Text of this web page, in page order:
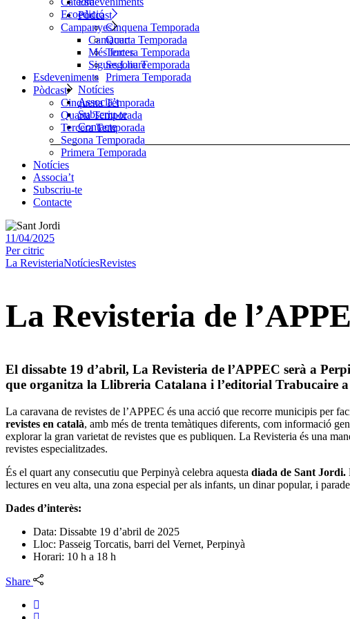
Pòdcast
Cinquena Temporada
Quarta Temporada
Tercera Temporada
Segona Temporada
Primera Temporada
Notícies
Associa’t
Subscriu-te
Contacte
Ecoedició
Campanyes
Camacuc
Més fortes
Sigues Lliure
Esdeveniments
Pòdcast
Cinquena Temporada
Quarta Temporada
Tercera Temporada
Segona Temporada
Primera Temporada
Notícies
Associa’t
Subscriu-te
Contacte
11/04/2025
Percitric
La RevisteriaNotíciesRevistes
La Revisteria de
El dissabte 19 d’abril, La Revisteria de l’APPEC serà a
que organitza la Llibreria Catalana i l’editorial Trabucaire
La caravana de revistes de l’APPEC és una acció que recorre municipis per
revistes en català, amb més de trenta temàtiques diferents, com informació
explorar la gran varietat de revistes que es publiquen. La Revisteria és una
revistes especialitzades.
És el quart any consecutiu que Perpinyà celebra aquesta diada de Sant Jordi.
lectures en veu alta, una zona especial per als infants, un dinar popular, i
Dades d’interès:
Data: Dissabte 19 d’abril de 2025
Lloc: Passeig Torcatis, barri del Vernet, Perpinyà
Horari: 10 h a 18 h
Share